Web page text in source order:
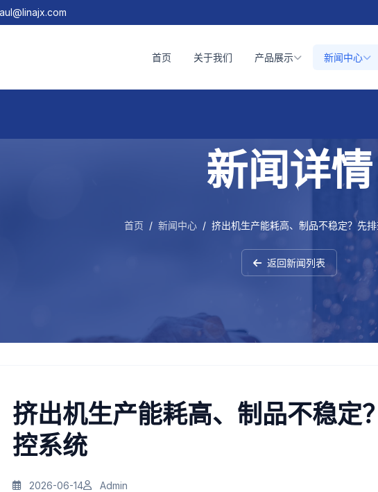
首页 关于我们 产品展示 新闻中心
新闻详情
首页 / 新闻中心 / 挤出机生产能耗高、制品不稳定？先
返回新闻列表
挤出机生产能耗高、制品不稳定
控系统
2026-06-14 Admin